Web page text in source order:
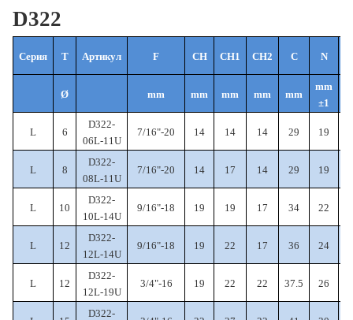
D322
Серия T Артикул F CH CH1 CH2 C N
Ø mm mm mm mm mm
mm
±1
L 6
D322-
06L-11U
7/16"-20 14 14 14 29 19
L 8
D322-
08L-11U
7/16"-20 14 17 14 29 19
L 10
D322-
10L-14U
9/16"-18 19 19 17 34 22
L 12
D322-
12L-14U
9/16"-18 19 22 17 36 24
L 12
D322-
12L-19U
3/4"-16 19 22 22 37.5 26
D322-